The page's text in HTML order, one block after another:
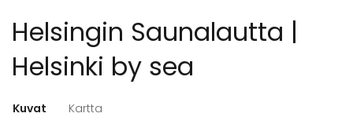
Ilmoita kohteesi
Helsingin Saunalautta |
Helsinki by sea
Kuvat Kartta